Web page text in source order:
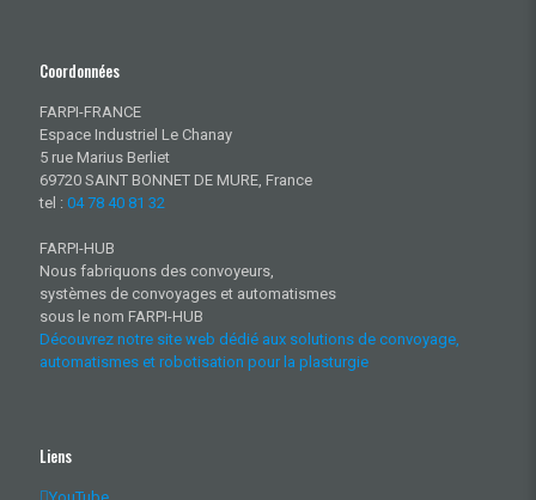
Coordonnées
FARPI-FRANCE
Espace Industriel Le Chanay
5 rue Marius Berliet
69720 SAINT BONNET DE MURE, France
tel : 04 78 40 81 32
FARPI-HUB
Nous fabriquons des convoyeurs,
systèmes de convoyages et automatismes
sous le nom FARPI-HUB
Découvrez notre site web dédié aux solutions de convoyage,
automatismes et robotisation pour la plasturgie
Liens